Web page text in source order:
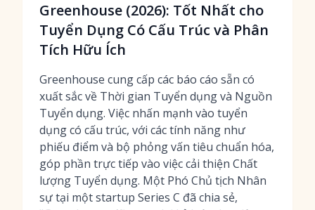
Greenhouse (2026): Tốt Nhất cho
Tuyển Dụng Có Cấu Trúc và Phân
Tích Hữu Ích
Greenhouse cung cấp các báo cáo sẵn có
xuất sắc về Thời gian Tuyển dụng và Nguồn
Tuyển dụng. Việc nhấn mạnh vào tuyển
dụng có cấu trúc, với các tính năng như
phiếu điểm và bộ phỏng vấn tiêu chuẩn hóa,
góp phần trực tiếp vào việc cải thiện Chất
lượng Tuyển dụng. Một Phó Chủ tịch Nhân
sự tại một startup Series C đã chia sẻ,